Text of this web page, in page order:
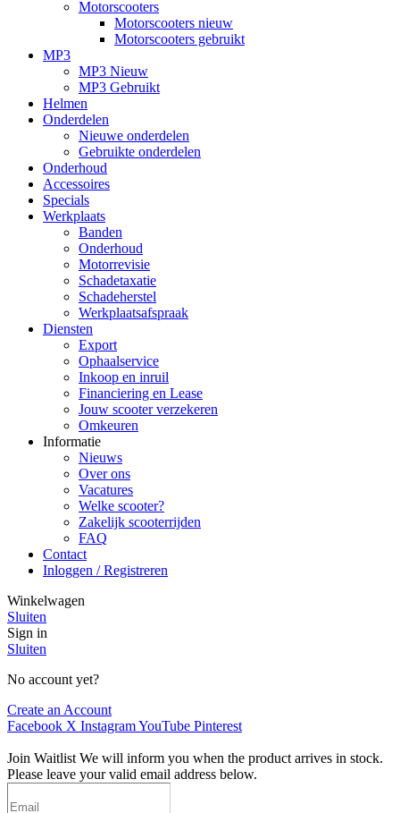
Motorscooters
Motorscooters nieuw
Motorscooters gebruikt
MP3
MP3 Nieuw
MP3 Gebruikt
Helmen
Onderdelen
Nieuwe onderdelen
Gebruikte onderdelen
Onderhoud
Accessoires
Specials
Werkplaats
Banden
Onderhoud
Motorrevisie
Schadetaxatie
Schadeherstel
Werkplaatsafspraak
Diensten
Export
Ophaalservice
Inkoop en inruil
Financiering en Lease
Jouw scooter verzekeren
Omkeuren
Informatie
Nieuws
Over ons
Vacatures
Welke scooter?
Zakelijk scooterrijden
FAQ
Contact
Inloggen / Registreren
Winkelwagen
Sluiten
Sign in
Sluiten
No account yet?
Create an Account
Facebook X InstagramYouTube Pinterest
Join Waitlist We will inform you when the product arrives in stock.
Please leave your valid email address below.